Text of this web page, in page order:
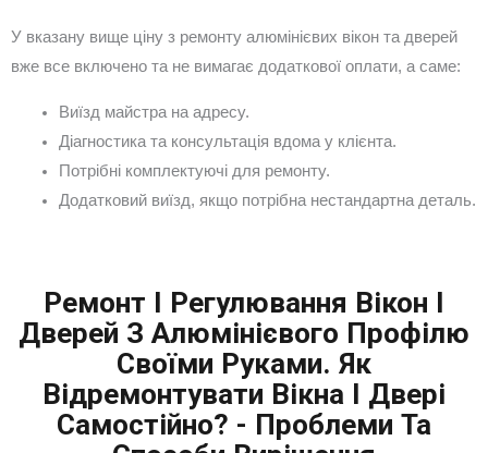
У вказану вище ціну з ремонту алюмінієвих вікон та дверей
вже все включено та не вимагає додаткової оплати, а саме:
Виїзд майстра на адресу.
Діагностика та консультація вдома у клієнта.
Потрібні комплектуючі для ремонту.
Додатковий виїзд, якщо потрібна нестандартна деталь.
Ремонт І Регулювання Вікон І
Дверей З Алюмінієвого Профілю
Своїми Руками. Як
Відремонтувати Вікна І Двері
Самостійно? - Проблеми Та